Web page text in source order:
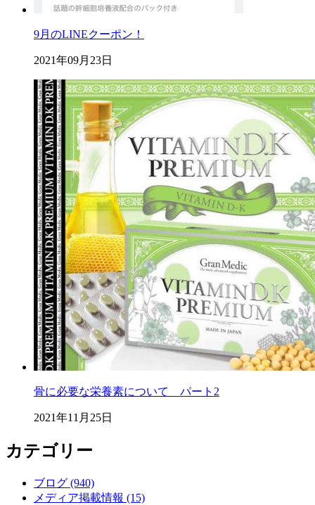
9月のLINEクーポン！
2021年09月23日
骨に必要な栄養素について パート2
2021年11月25日
カテゴリー
ブログ (940)
メディア掲載情報 (15)